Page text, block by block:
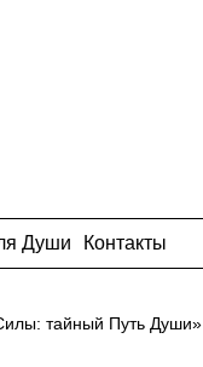
Души Контакты
тайный Путь Души»